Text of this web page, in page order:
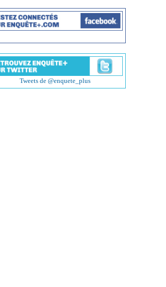
Tweets de @enquete_plus